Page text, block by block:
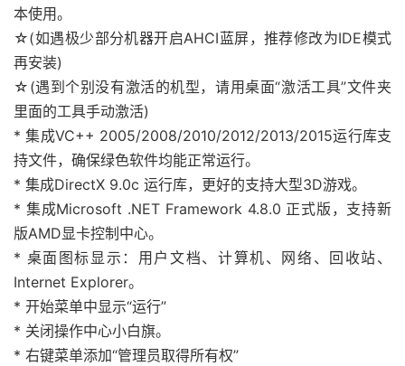
本使用。
☆(如遇极少部分机器开启AHCI蓝屏，推荐修改为IDE模式
再安装)
☆(遇到个别没有激活的机型，请用桌面“激活工具”文件夹
里面的工具手动激活)
* 集成VC++ 2005/2008/2010/2012/2013/2015运行库支
持文件，确保绿色软件均能正常运行。
* 集成DirectX 9.0c 运行库，更好的支持大型3D游戏。
* 集成Microsoft .NET Framework 4.8.0 正式版，支持新
版AMD显卡控制中心。
* 桌面图标显示：用户文档、计算机、网络、回收站、
Internet Explorer。
* 开始菜单中显示“运行”
* 关闭操作中心小白旗。
* 右键菜单添加“管理员取得所有权”